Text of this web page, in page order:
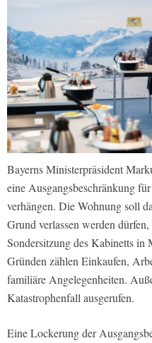
Bayerns Ministerpräsident
eine Ausgangsbeschränkung
verhängen. Die Wohnung soll
Grund verlassen werden
Sondersitzung des Kabinetts in
Gründen zählen Einkaufen,
familiäre Angelegenheiten.
Katastrophenfall ausgerufen.
Eine Lockerung der